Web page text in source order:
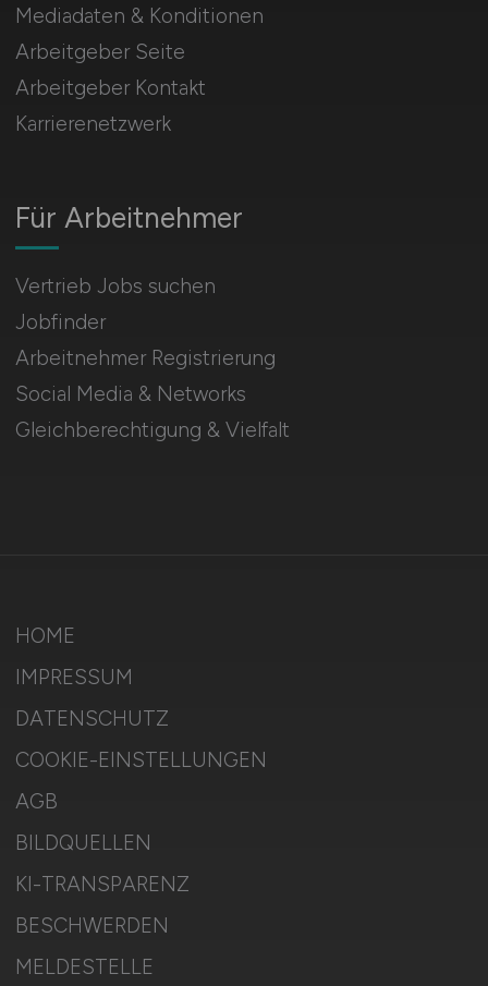
Für Arbeitnehmer
Vertrieb Jobs suchen
Jobfinder
Arbeitnehmer Registrierung
Social Media & Networks
Gleichberechtigung & Vielfalt
Mediadaten & Konditionen
Arbeitgeber Seite
Arbeitgeber Kontakt
Karrierenetzwerk
HOME
IMPRESSUM
DATENSCHUTZ
COOKIE-EINSTELLUNGEN
AGB
BILDQUELLEN
KI-TRANSPARENZ
BESCHWERDEN
MELDESTELLE